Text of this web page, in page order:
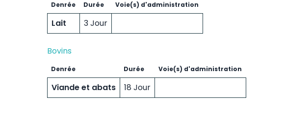
Denrée Durée Voie(s) d'administration
Lait 3 Jour
Bovins
Denrée Durée Voie(s) d'administration
Viande et abats 18 Jour